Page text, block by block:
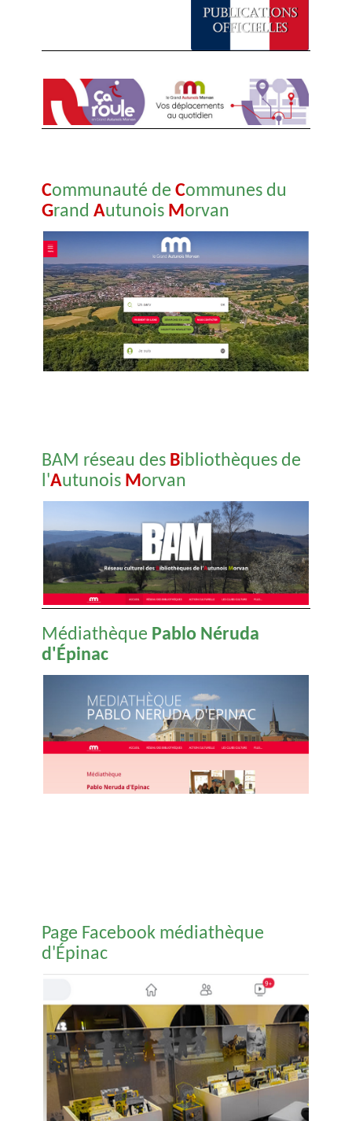
Communauté deCommunes du
GrandAutunois M orvan
BAM réseau des Bibliothèques de
l'Autunois M orvan
Médiathèque Pablo Néruda
d'Épinac
Page Facebook médiathèque
d'Épinac